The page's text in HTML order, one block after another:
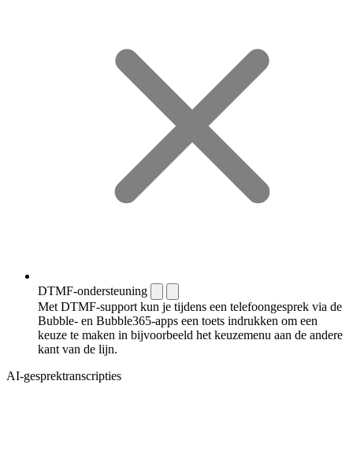
DTMF-ondersteuning
Met DTMF-support kun je tijdens een telefoongesprek via de
Bubble- en Bubble365-apps een toets indrukken om een
keuze te maken in bijvoorbeeld het keuzemenu aan de andere
kant van de lijn.
AI-gesprektranscripties